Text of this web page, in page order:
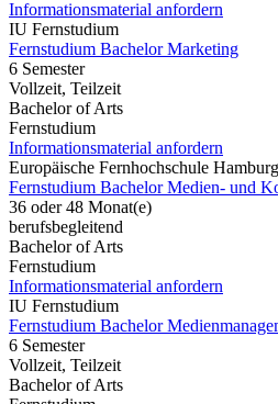
Informationsmaterial anfordern
IU Fernstudium
Fernstudium Bachelor Marketing
6 Semester
Vollzeit, Teilzeit
Bachelor of Arts
Fernstudium
Informationsmaterial anfordern
Europäische Fernhochschule Hamburg
Fernstudium Bachelor Medien- und
36 oder 48 Monat(e)
berufsbegleitend
Bachelor of Arts
Fernstudium
Informationsmaterial anfordern
IU Fernstudium
Fernstudium Bachelor
6 Semester
Vollzeit, Teilzeit
Bachelor of Arts